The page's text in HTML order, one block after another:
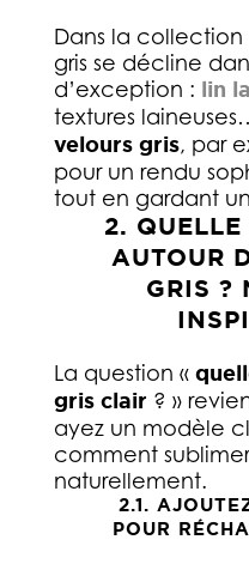
Dans la collection
gris se décline
d’exception : lin
textures
velours gris, par
pour un rendu
tout en gardant
2.
AUTOUR
GRIS ?
La question «
gris clair ? »
ayez un modèle
comment
naturellement.
2.1.
POUR